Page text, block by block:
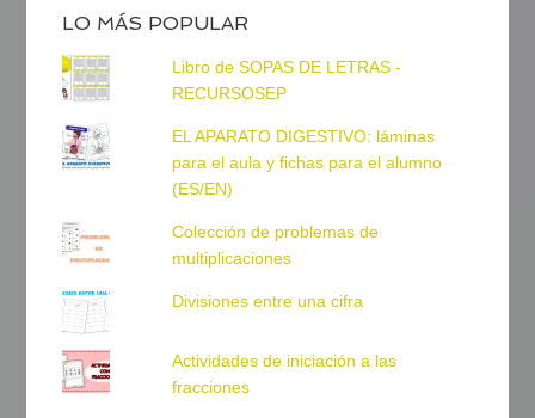
LO MÁS POPULAR
Libro de SOPAS DE LETRAS -
RECURSOSEP
EL APARATO DIGESTIVO: láminas
para el aula y fichas para el alumno
(ES/EN)
Colección de problemas de
multiplicaciones
Divisiones entre una cifra
Actividades de iniciación a las
fracciones